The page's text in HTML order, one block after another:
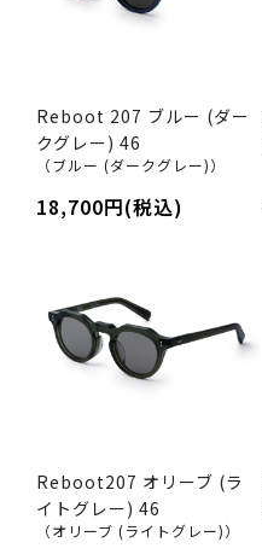
Reboot 207 ブルー (ダー
クグレー) 46
（ブルー (ダークグレー)）
18,700円(税込)
Reboot207 オリーブ (ラ
イトグレー) 46
（オリーブ (ライトグレー)）